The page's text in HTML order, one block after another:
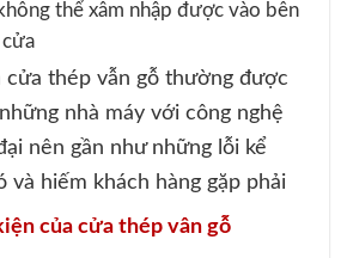
thể xâm nhập được vào bên
cửa thép vẫn gỗ thường được
nhà máy với công nghệ
nên gần như những lỗi kể
và hiếm khách hàng gặp phải
của cửa thép vân gỗ